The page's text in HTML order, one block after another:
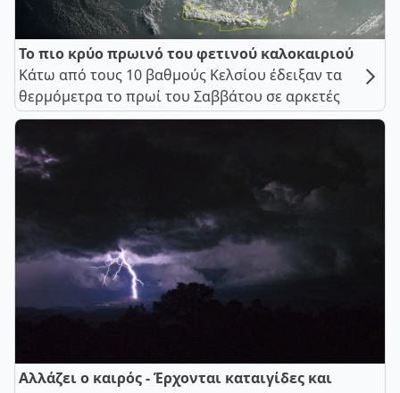
Το πιο κρύο πρωινό του φετινού καλοκαιριού
Κάτω από τους 10 βαθμούς Κελσίου έδειξαν τα
θερμόμετρα το πρωί του Σαββάτου σε αρκετές
Αλλάζει ο καιρός - Έρχονται καταιγίδες και